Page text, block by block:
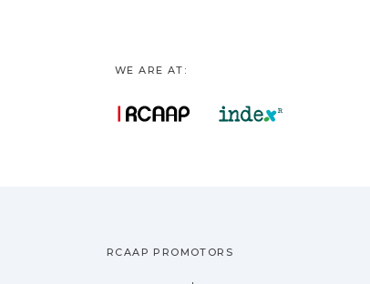
WE ARE AT:
RCAAP PROMOTORS